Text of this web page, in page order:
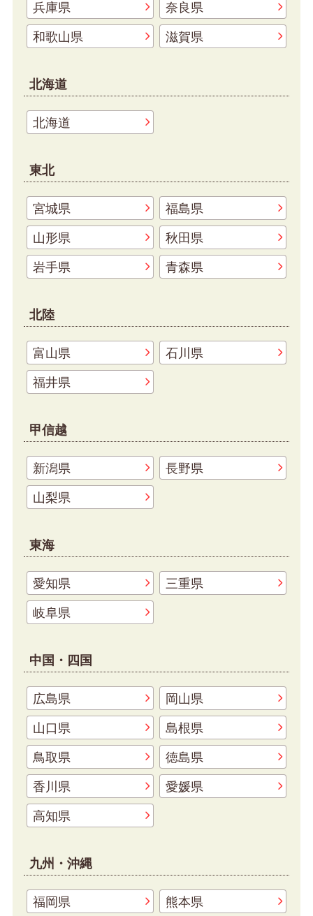
兵庫県 奈良県
和歌山県 滋賀県
北海道
北海道
東北
宮城県 福島県
山形県 秋田県
岩手県 青森県
北陸
富山県 石川県
福井県
甲信越
新潟県 長野県
山梨県
東海
愛知県 三重県
岐阜県
中国・四国
広島県 岡山県
山口県 島根県
鳥取県 徳島県
香川県 愛媛県
高知県
九州・沖縄
福岡県 熊本県